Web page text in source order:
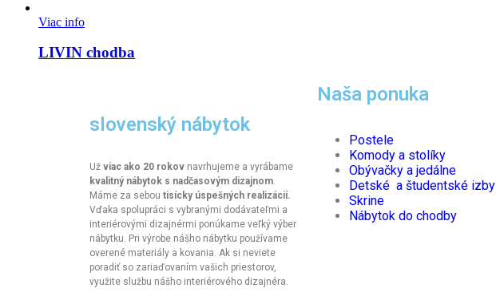
Viac info
LIVIN chodba
slovenský nábytok
Už viac ako 20 rokov navrhujeme a vyrábame
kvalitný nábytok s nadčasovým dizajnom.
Máme za sebou tisícky úspešných realizácií.
Vďaka spolupráci s vybranými dodávateľmi a
interiérovými dizajnérmi ponúkame veľký výber
nábytku. Pri výrobe nášho nábytku používame
overené materiály a kovania. Ak si neviete
poradiť so zariaďovaním vašich priestorov,
využite službu nášho interiérového dizajnéra.
Naša ponuka
Postele
Komody a stolíky
Obývačky a jedálne
Detské a študentské izby
Skrine
Nábytok do chodby